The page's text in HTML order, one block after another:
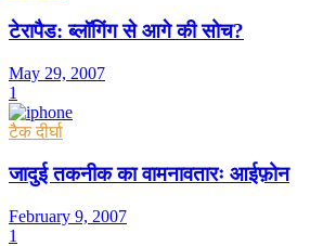
टेरापैड: ब्लॉगिंग से आगे की सोच?
May 29, 2007
1
टैक दीर्घा
जादुई तकनीक का वामनावतारः आईफ़ोन
February 9, 2007
1